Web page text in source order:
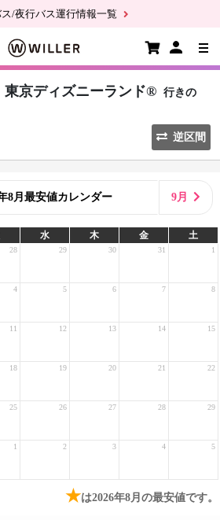
/夜行バス運行情報一覧
東京ディズニーランド® 行きの
逆区間
8月最安値カレンダー 9月
水 木 金 土
28 29 30 31 1
4 5 6 7 8
11 12 13 14 15
18 19 20 21 22
25 26 27 28 29
1 2 3 4 5
★は2026年8月の最安値です。